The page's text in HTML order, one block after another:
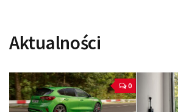
Aktualności
0